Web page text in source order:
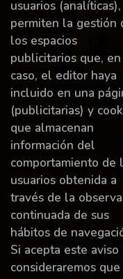
Proyecto
Libro y
Financiado por la
usuarios
permiten la gestión
los espacios
publicitarios que, en
caso, el editor haya
incluido en una
(publicitarias) y
que almacenan
información del
comportamiento de
usuarios obtenida a
través de la
continuada de sus
hábitos de
Si acepta este aviso
consideraremos que